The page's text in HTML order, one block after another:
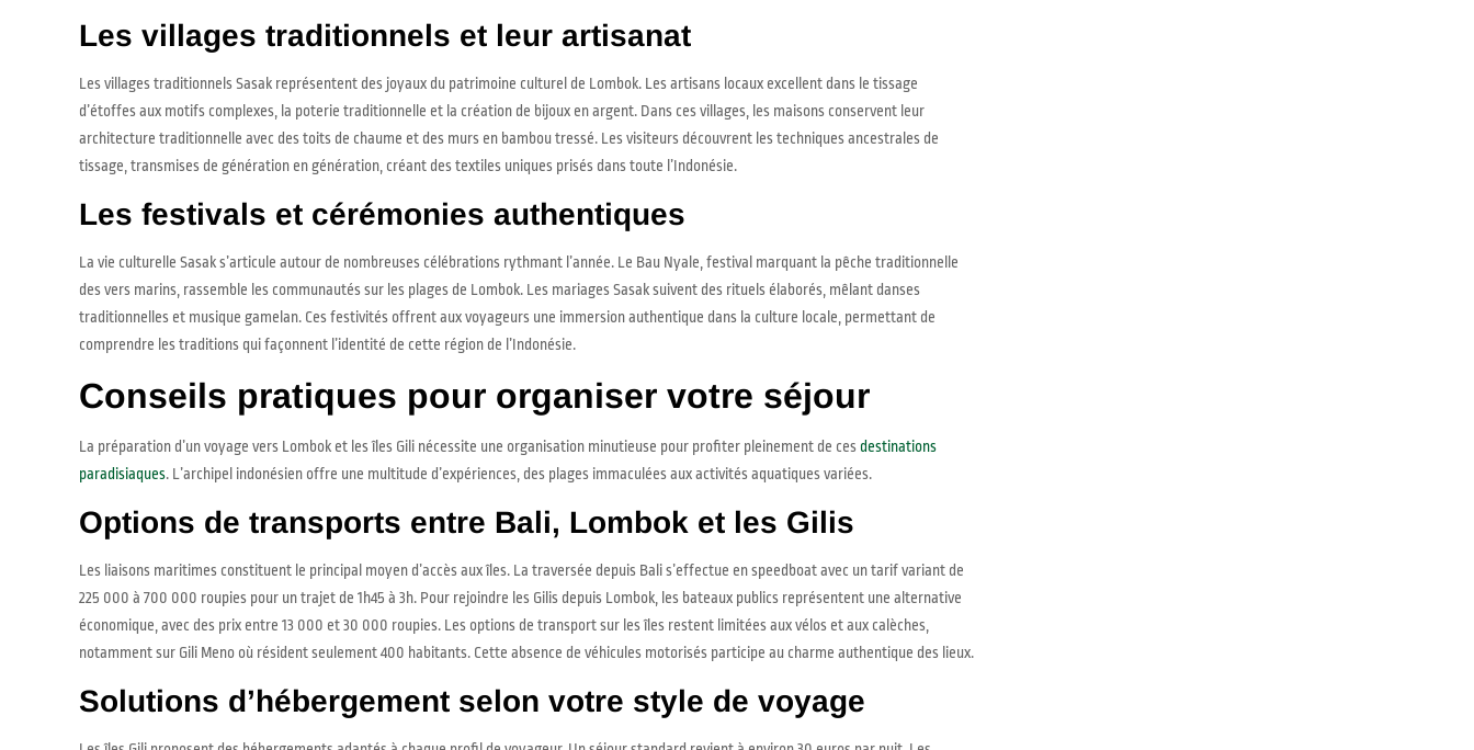
Les villages traditionnels et leur artisanat
Les villages traditionnels Sasak représentent des joyaux du patrimoine culturel de Lombok. Les artisans locaux excellent dans le tissage
d’étoffes aux motifs complexes, la poterie traditionnelle et la création de bijoux en argent. Dans ces villages, les maisons conservent leur
architecture traditionnelle avec des toits de chaume et des murs en bambou tressé. Les visiteurs découvrent les techniques ancestrales de
tissage, transmises de génération en génération, créant des textiles uniques prisés dans toute l’Indonésie.
Les festivals et cérémonies authentiques
La vie culturelle Sasak s’articule autour de nombreuses célébrations rythmant l’année. Le Bau Nyale, festival marquant la pêche traditionnelle
des vers marins, rassemble les communautés sur les plages de Lombok. Les mariages Sasak suivent des rituels élaborés, mêlant danses
traditionnelles et musique gamelan. Ces festivités offrent aux voyageurs une immersion authentique dans la culture locale, permettant de
comprendre les traditions qui façonnent l’identité de cette région de l’Indonésie.
Conseils pratiques pour organiser votre séjour
La préparation d’un voyage vers Lombok et les îles Gili nécessite une organisation minutieuse pour profiter pleinement de cesdestinations
paradisiaques. L’archipel indonésien offre une multitude d’expériences, des plages immaculées aux activités aquatiques variées.
Options de transports entre Bali, Lombok et les Gilis
Les liaisons maritimes constituent le principal moyen d’accès aux îles. La traversée depuis Bali s’effectue en speedboat avec un tarif variant de
225 000 à 700 000 roupies pour un trajet de 1h45 à 3h. Pour rejoindre les Gilis depuis Lombok, les bateaux publics représentent une alternative
économique, avec des prix entre 13 000 et 30 000 roupies. Les options de transport sur les îles restent limitées aux vélos et aux calèches,
notamment sur Gili Meno où résident seulement 400 habitants. Cette absence de véhicules motorisés participe au charme authentique des lieux.
Solutions d’hébergement selon votre style de voyage